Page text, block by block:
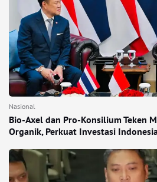
Nasional
Bio-Axel dan Pro-Konsilium Teken
Organik, Perkuat Investasi